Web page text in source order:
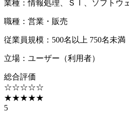
業種 ：情報処理、ＳＩ、ソフトウ
職種 ： 営業・販売
従業員規模 ： 500名以上 750名未満
立場 ： ユーザー（利用者）
総合評価
☆☆☆☆☆
★★★★★
5